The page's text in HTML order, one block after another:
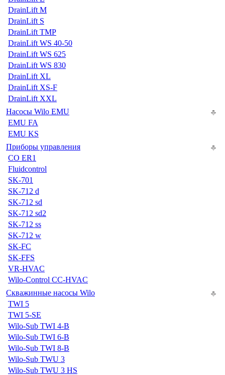
DrainLift M
DrainLift S
DrainLift TMP
DrainLift WS 40-50
DrainLift WS 625
DrainLift WS 830
DrainLift XL
DrainLift XS-F
DrainLift XXL
Насосы Wilo EMU
EMU FA
EMU KS
Приборы управления
CO ER1
Fluidcontrol
SK-701
SK-712 d
SK-712 sd
SK-712 sd2
SK-712 ss
SK-712 w
SK-FC
SK-FFS
VR-HVAC
Wilo-Control CC-HVAC
Скважинные насосы Wilo
TWI 5
TWI 5-SE
Wilo-Sub TWI 4-B
Wilo-Sub TWI 6-B
Wilo-Sub TWI 8-B
Wilo-Sub TWU 3
Wilo-Sub TWU 3 HS